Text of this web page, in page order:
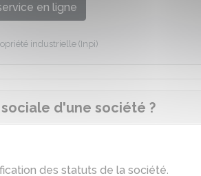
en ligne
industrielle (Inpi)
d'une société ?
des statuts de la société.